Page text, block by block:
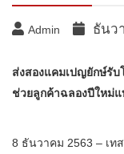
Admin ธันว
ส่งสองแคมเปญยักษ์รั
ช่วยลูกค้าฉลองปีใหม่
8 ธันวาคม 2563 – เท